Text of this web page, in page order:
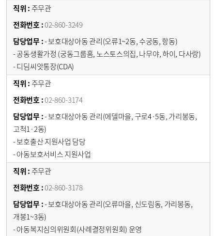
주무관
02-860-3249
- 보호대상아동 관리(오류1~2동, 수궁동, 항동)
- 공동생활가정 (궁동그룹홈, 노스토스의집, 나무야, 하이, 다사랑)
- 디딤씨앗통장(CDA)
주무관
02-860-3174
- 보호대상아동 관리(에델마을, 구로4·5동, 가리봉동,
고척1·2동)
- 보호출산 지원사업 담당
- 아동보호서비스 지원사업
주무관
02-860-3178
- 보호대상아동 관리(오류마을, 신도림동, 가리봉동,
개봉1~3동)
- 아동복지심의위원회(사례결정위원회) 운영